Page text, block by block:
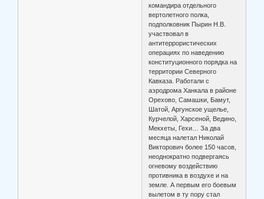
командира отдельного
вертолетного полка,
подполковник Пырин Н.В.
участвовал в
антитеррористических
операциях по наведению
конституционного порядка на
территории Северного
Кавказа. Работали с
аэродрома Ханкала в районе
Орехово, Самашки, Бамут,
Шатой, Аргунское ущелье,
Курчелой, Харсеной, Ведино,
Мекхеты, Гехи… За два
месяца налетал Николай
Викторович более 150 часов,
неоднократно подвергаясь
огневому воздействию
противника в воздухе и на
земле. А первым его боевым
вылетом в ту пору стал